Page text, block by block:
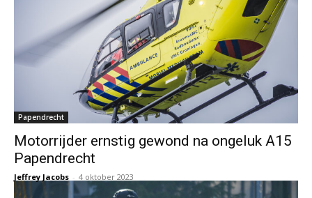
Papendrecht
Motorrijder ernstig gewond na ongeluk A15
Papendrecht
Jeffrey Jacobs - 4 oktober 2023